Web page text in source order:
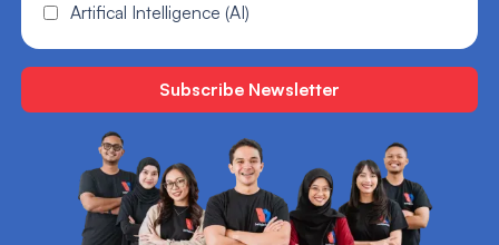
Artifical Intelligence (AI)